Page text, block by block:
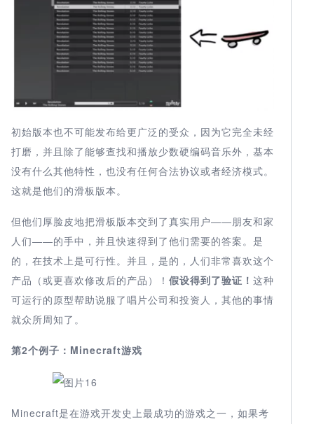
初始版本也不可能发布给更广泛的受众，因为它完全未经
打磨，并且除了能够查找和播放少数硬编码音乐外，基本
没有什么其他特性，也没有任何合法协议或者经济模式。
这就是他们的滑板版本。
但他们厚脸皮地把滑板版本交到了真实用户——朋友和家
人们——的手中，并且快速得到了他们需要的答案。是
的，在技术上是可行性。并且，是的，人们非常喜欢这个
产品（或更喜欢修改后的产品）！ 假设得到了验证！ 这种
可运行的原型帮助说服了唱片公司和投资人，其他的事情
就众所周知了。
第2个例子： Minecraft游戏
Minecraft是在游戏开发史上最成功的游戏之一，如果考